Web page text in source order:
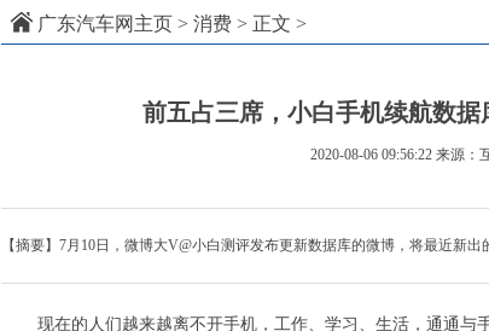
广东汽车网主页 > 消费 > 正文 >
前五占三席，小白手机续航数
2020-08-06 09:56:22 来源：
【摘要】7月10日，微博大V@小白测评发布更新数据库的微博，将最近新
现在的人们越来越离不开手机，工作、学习、生活，通通与